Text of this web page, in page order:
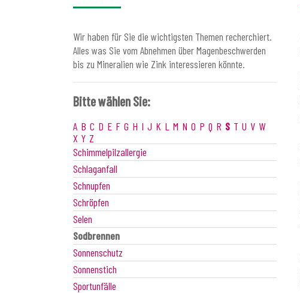
Wir haben für Sie die wichtigsten Themen recherchiert.
Alles was Sie vom Abnehmen über Magenbeschwerden
bis zu Mineralien wie Zink interessieren könnte.
Bitte wählen Sie:
A B C D E F G H I J K L M N O P Q R S T U V W
X Y Z
Schimmelpilzallergie
Schlaganfall
Schnupfen
Schröpfen
Selen
Sodbrennen
Sonnenschutz
Sonnenstich
Sportunfälle